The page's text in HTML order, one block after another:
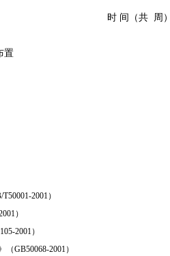
时 间（共 周
置
T50001-2001）
）
2001）
（GB50068-2001）